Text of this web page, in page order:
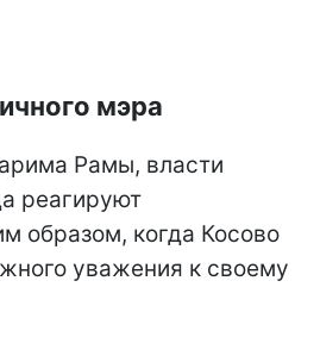
мэра
Рамы, власти
реагируют
образом, когда Косово
уважения к своему